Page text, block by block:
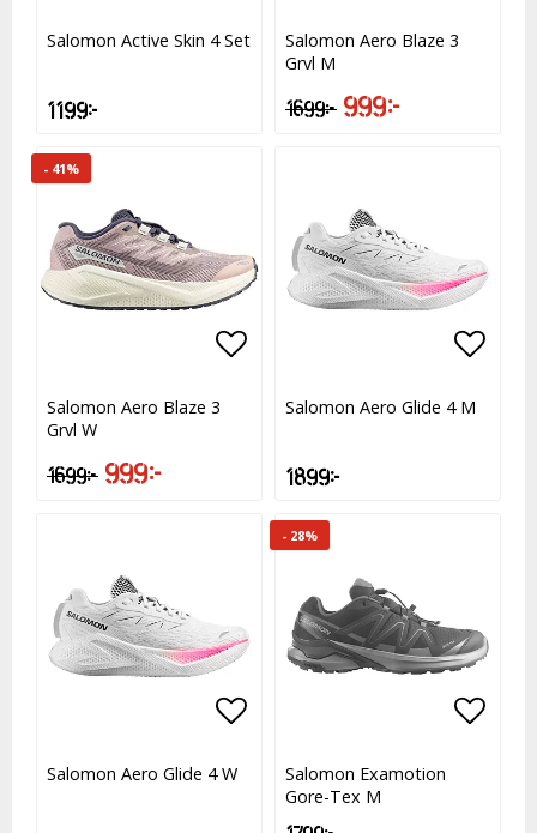
Lägg till i favoritlistan
Lägg till i favoritlistan
Salomon Active Skin 4 Set
1 199 kr
Lägg
Lägg
Salomon Aero Blaze 3
Grvl M
1 699 kr 999 kr
- 41%
Lägg till i favoritlistan
Lägg till i favoritlistan
Salomon Aero Blaze 3
Grvl W
1 699 kr 999 kr
Salomon Aero Glide 4 M
1 899 kr
Lägg till i favoritlistan
Salomon Aero Glide 4 W
- 28%
Salomon Examotion
Gore-Tex M